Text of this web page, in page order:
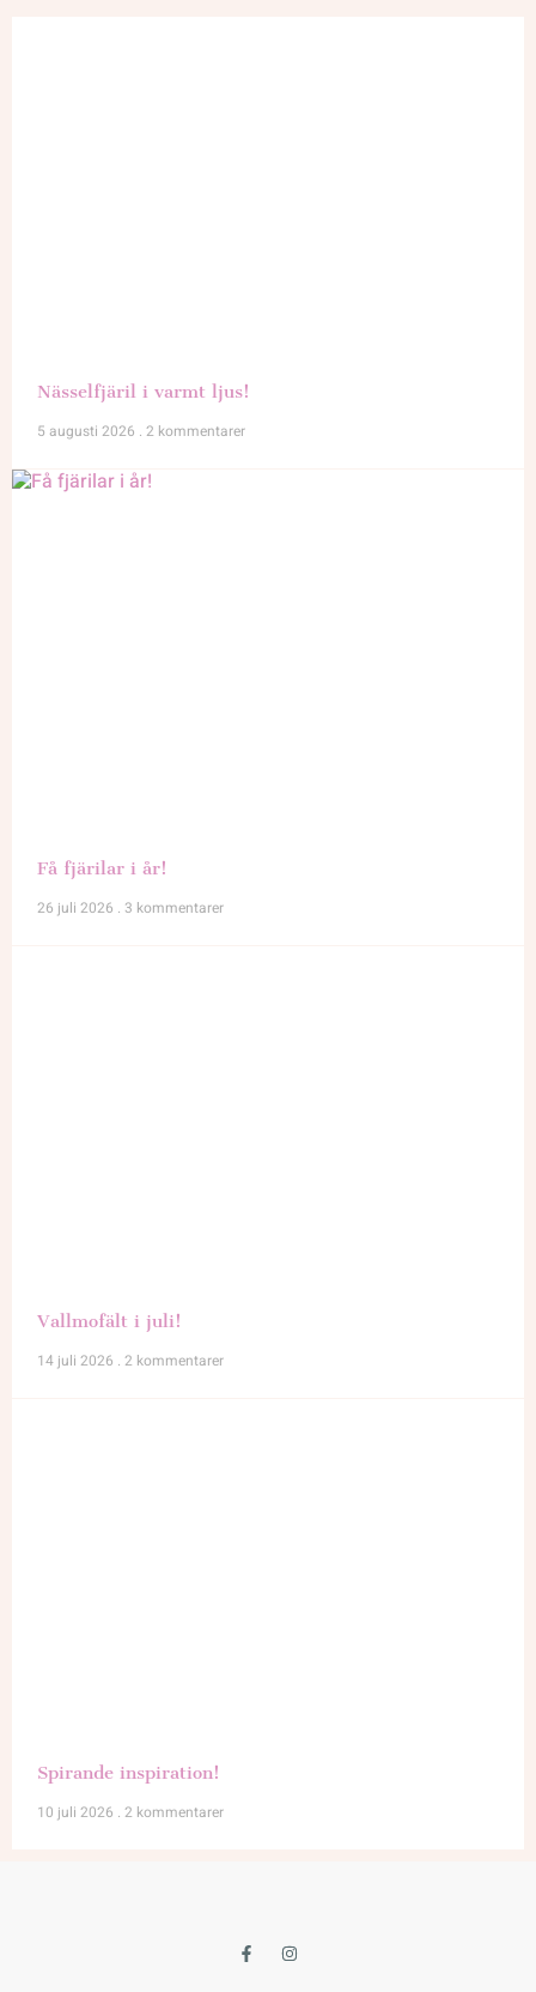
Nässelfjäril i varmt ljus!
5 augusti 2026 2 kommentarer
Få fjärilar i år!
26 juli 2026
3 kommentarer
Vallmofält i juli!
14 juli 2026 2 kommentarer
Spirande inspiration!
10 juli 2026 2 kommentarer